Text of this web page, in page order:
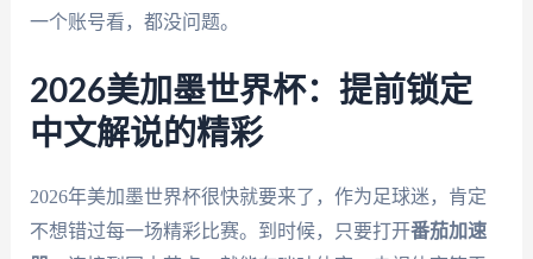
一个账号看，都没问题。
2026美加墨世界杯：提前锁定
中文解说的精彩
2026年美加墨世界杯很快就要来了，作为足球迷，肯定
不想错过每一场精彩比赛。到时候，只要打开番茄加速